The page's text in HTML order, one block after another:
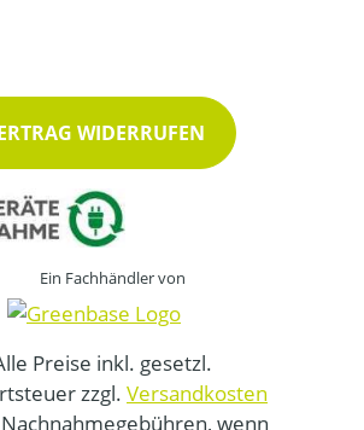
WIDERRUFEN
Ein Fachhändler von
Preise inkl. gesetzl.
zzgl. Versandkosten
wenn